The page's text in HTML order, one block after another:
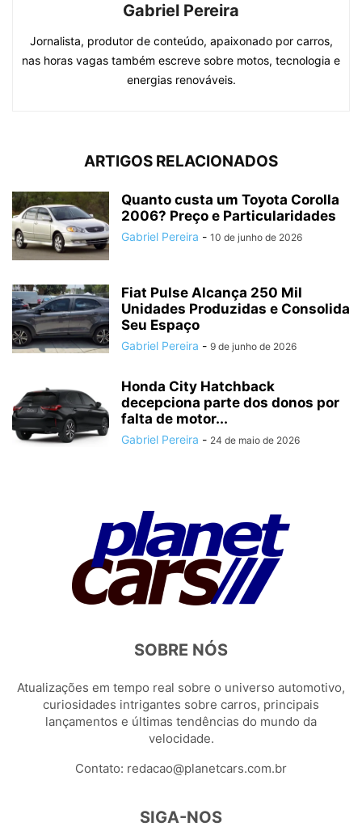
Gabriel Pereira
Jornalista, produtor de conteúdo, apaixonado por carros,
nas horas vagas também escreve sobre motos, tecnologia e
energias renováveis.
ARTIGOS RELACIONADOS
Quanto custa um Toyota Corolla
2006? Preço e Particularidades
Gabriel Pereira - 10 de junho de 2026
Fiat Pulse Alcança 250 Mil
Unidades Produzidas e Consolida
Seu Espaço
Gabriel Pereira - 9 de junho de 2026
Honda City Hatchback
decepciona parte dos donos por
falta de motor...
Gabriel Pereira - 24 de maio de 2026
SOBRE NÓS
Atualizações em tempo real sobre o universo automotivo,
curiosidades intrigantes sobre carros, principais
lançamentos e últimas tendências do mundo da
velocidade.
Contato: redacao@planetcars.com.br
SIGA-NOS